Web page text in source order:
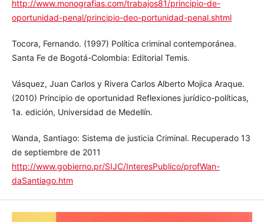
Sánchez Neyra, Carlos Alberto. Principio de oportunidad.
Recuperado el 1 de agosto de
oportunidad-penal/principio-deo-portunidad-penal.shtml
Santa Fe de Bogotá-Colombia: Editorial Temis.
Vásquez, Juan Carlos y Rivera Carlos Alberto Mojica Araque.
políticas, 1a. edición, Universidad de Medellín.
Wanda, Santiago: Sistema de justicia Criminal. Recuperado
13 de septiembre de 2011
http://www.gobierno.pr/SIJC/InteresPublico/profWan-
daSantiago.htm